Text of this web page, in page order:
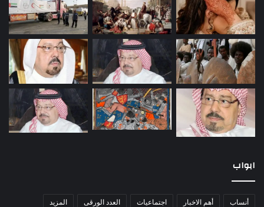
ابواب
أنساب أهم الاخبار اجتماعيات العدد الورقى المزيد